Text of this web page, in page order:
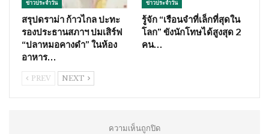
ข่าวประจำวัน
สรุปดราม่า ก้าวไกล ปะทะ
รองประธานสภาฯ ปมเสิร์ฟ
“ปลาหมอคางดำ” ในห้อง
อาหาร…
ข่าวประจำวัน
รู้จัก “เรือนจำที่เล็กที่สุดใน
โลก” ขังนักโทษได้สูงสุด 2
คน…
PREV NEXT
ความเห็นถูกปิด